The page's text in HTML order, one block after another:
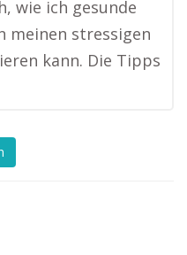
wie ich gesunde
meinen stressigen
kann. Die Tipps